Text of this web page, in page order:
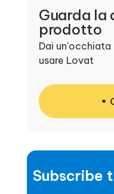
Guarda la
prodotto
Dai
usare Lovat
Subscribe